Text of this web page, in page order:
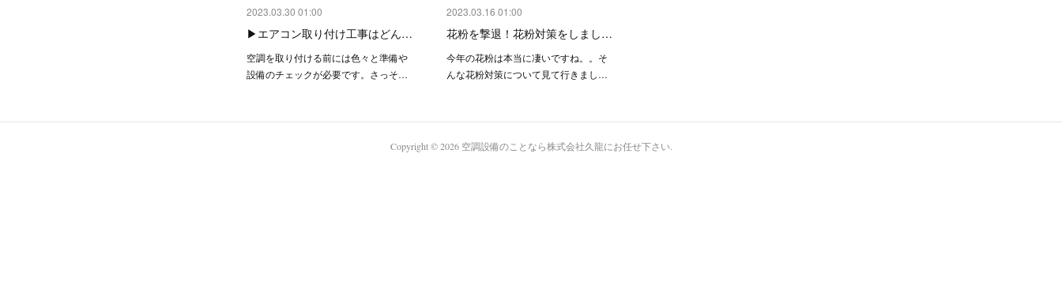
2023.03.30 01:00
▶︎エアコン取り付け工事はどん…
空調を取り付ける前には色々と準備や
設備のチェックが必要です。さっそ…
2023.03.16 01:00
花粉を撃退！花粉対策をしまし…
今年の花粉は本当に凄いですね。。そ
んな花粉対策について見て行きまし…
Copyright ©2026 空調設備のことなら株式会社久龍にお任せ下さい.